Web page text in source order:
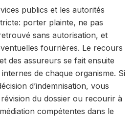
publics et les autorités
porter plainte, ne pas
sans autorisation, et
fourrières. Le recours
des assureurs se fait ensuite
de chaque organisme. Si
d’indemnisation, vous
du dossier ou recourir à
compétentes dans le